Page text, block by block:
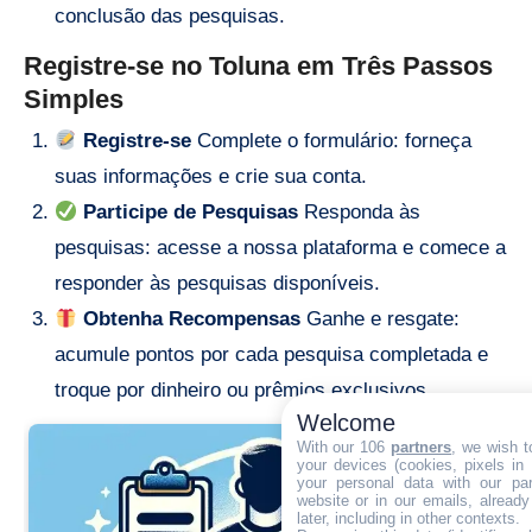
conclusão das pesquisas.
Registre-se no Toluna em Três Passos
Simples
Registre-se Complete o formulário: forneça
suas informações e crie sua conta.
Participe de Pesquisas Responda às
pesquisas: acesse a nossa plataforma e comece a
responder às pesquisas disponíveis.
Obtenha Recompensas Ganhe e resgate:
acumule pontos por cada pesquisa completada e
troque por dinheiro ou prêmios exclusivos.
Welcome
With our 106 partners , we wish
your devices (cookies, pixels
your personal data with our
website or in our emails,
later, including in other contexts.